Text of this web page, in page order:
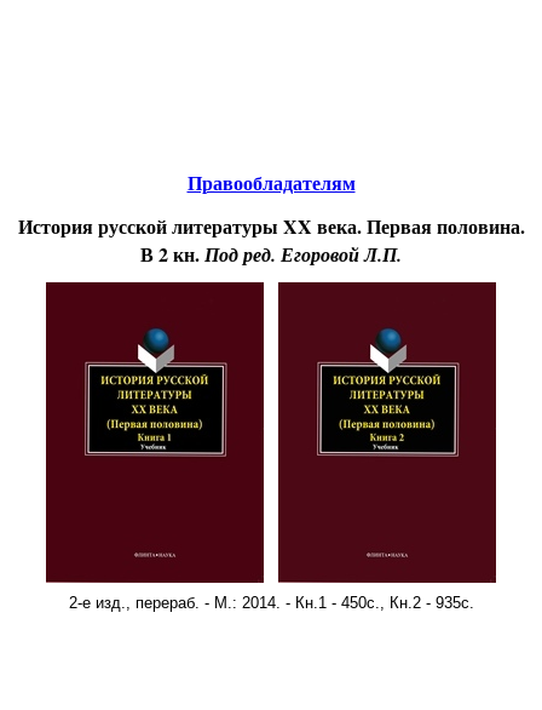
Правообладателям
История русской литературы XX века. Первая половина.
В 2 кн.Под ред. Егоровой Л.П.
2-е изд., перераб. - М.: 2014. - Кн.1 - 450с., Кн.2 - 935с.